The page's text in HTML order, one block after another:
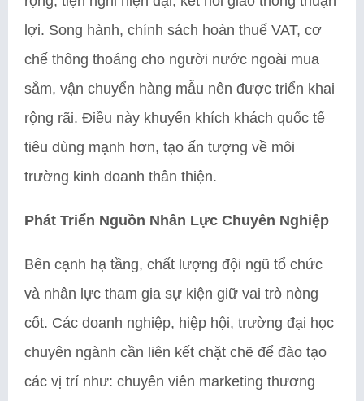
lợi. Song hành, chính sách hoàn thuế VAT, cơ
chế thông thoáng cho người nước ngoài mua
sắm, vận chuyển hàng mẫu nên được triển khai
rộng rãi. Điều này khuyến khích khách quốc tế
tiêu dùng mạnh hơn, tạo ấn tượng về môi
trường kinh doanh thân thiện.
Phát Triển Nguồn Nhân Lực Chuyên Nghiệp
Bên cạnh hạ tầng, chất lượng đội ngũ tổ chức
và nhân lực tham gia sự kiện giữ vai trò nòng
cốt. Các doanh nghiệp, hiệp hội, trường đại học
chuyên ngành cần liên kết chặt chẽ để đào tạo
các vị trí như: chuyên viên marketing thương